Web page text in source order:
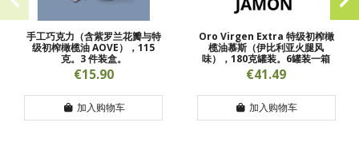
手工巧克力（含紫罗兰花瓣与特
级初榨橄榄油 AOVE），115
克。3 件装盒。
€15.90
加入购物车
Oro Virgen Extra 特级初榨橄
榄油慕斯（伊比利亚火腿风
味），180克罐装。6罐装一箱
€41.49
加入购物车